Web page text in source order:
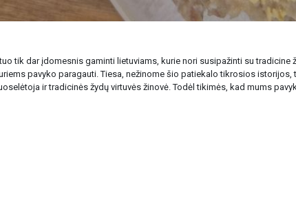
tik dar įdomesnis gaminti lietuviams, kurie nori susipažinti su tradicine
pavyko paragauti. Tiesa, nežinome šio patiekalo tikrosios
ir tradicinės žydų virtuvės žinovė. Todėl tikimės, kad mums